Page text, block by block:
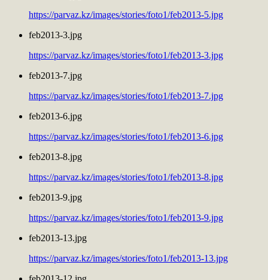
https://parvaz.kz/images/stories/foto1/feb2013-5.jpg
feb2013-3.jpg
https://parvaz.kz/images/stories/foto1/feb2013-3.jpg
feb2013-7.jpg
https://parvaz.kz/images/stories/foto1/feb2013-7.jpg
feb2013-6.jpg
https://parvaz.kz/images/stories/foto1/feb2013-6.jpg
feb2013-8.jpg
https://parvaz.kz/images/stories/foto1/feb2013-8.jpg
feb2013-9.jpg
https://parvaz.kz/images/stories/foto1/feb2013-9.jpg
feb2013-13.jpg
https://parvaz.kz/images/stories/foto1/feb2013-13.jpg